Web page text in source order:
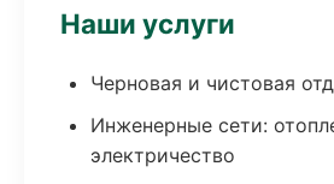
Наши услуги
Черновая и чистовая
Инженерные сети:
электричество